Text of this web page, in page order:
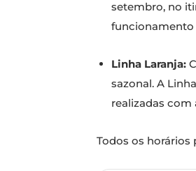
setembro, no
funcionamento
Linha Laranja:
sazonal. A
realizadas com
Todos os